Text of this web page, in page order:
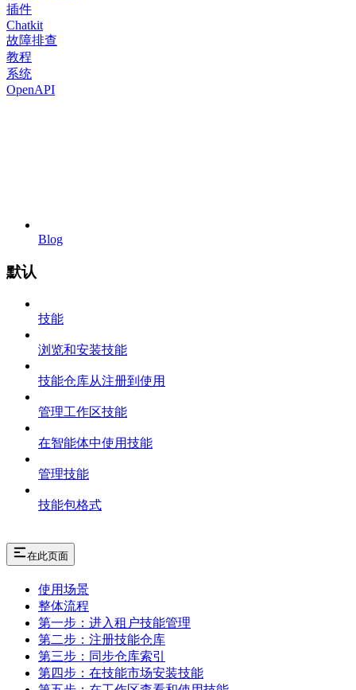
插件
Chatkit
故障排查
教程
系统
OpenAPI
Blog
默认
技能
浏览和安装技能
技能仓库从注册到使用
管理工作区技能
在智能体中使用技能
管理技能
技能包格式
在此页面
使用场景
整体流程
第一步：进入租户技能管理
第二步：注册技能仓库
第三步：同步仓库索引
第四步：在技能市场安装技能